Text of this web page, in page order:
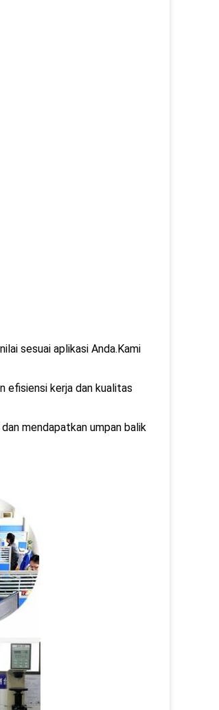
sesuai aplikasi Anda.Kami
efisiensi kerja dan kualitas
mendapatkan umpan balik